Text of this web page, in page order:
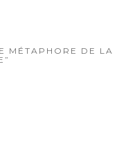
MÉTAPHORE DE LA